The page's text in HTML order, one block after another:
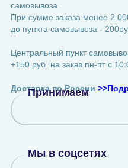
самовывоза
При сумме заказа менее 2
до пункта самовывоза -
Центральный пункт
+150 руб. на заказ пн-пт с
Доставка по России
Принимаем
Мы в соцсетях